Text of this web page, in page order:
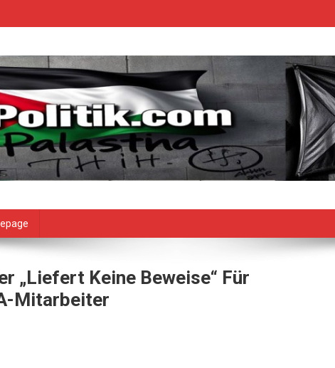
„liefert Keine Beweise“ Für
Mitarbeiter